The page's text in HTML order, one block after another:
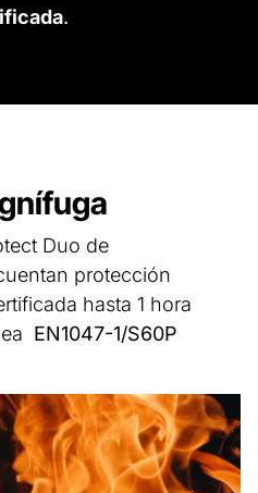
.
Duo de
protección
hasta 1 hora
EN1047-1/S60P